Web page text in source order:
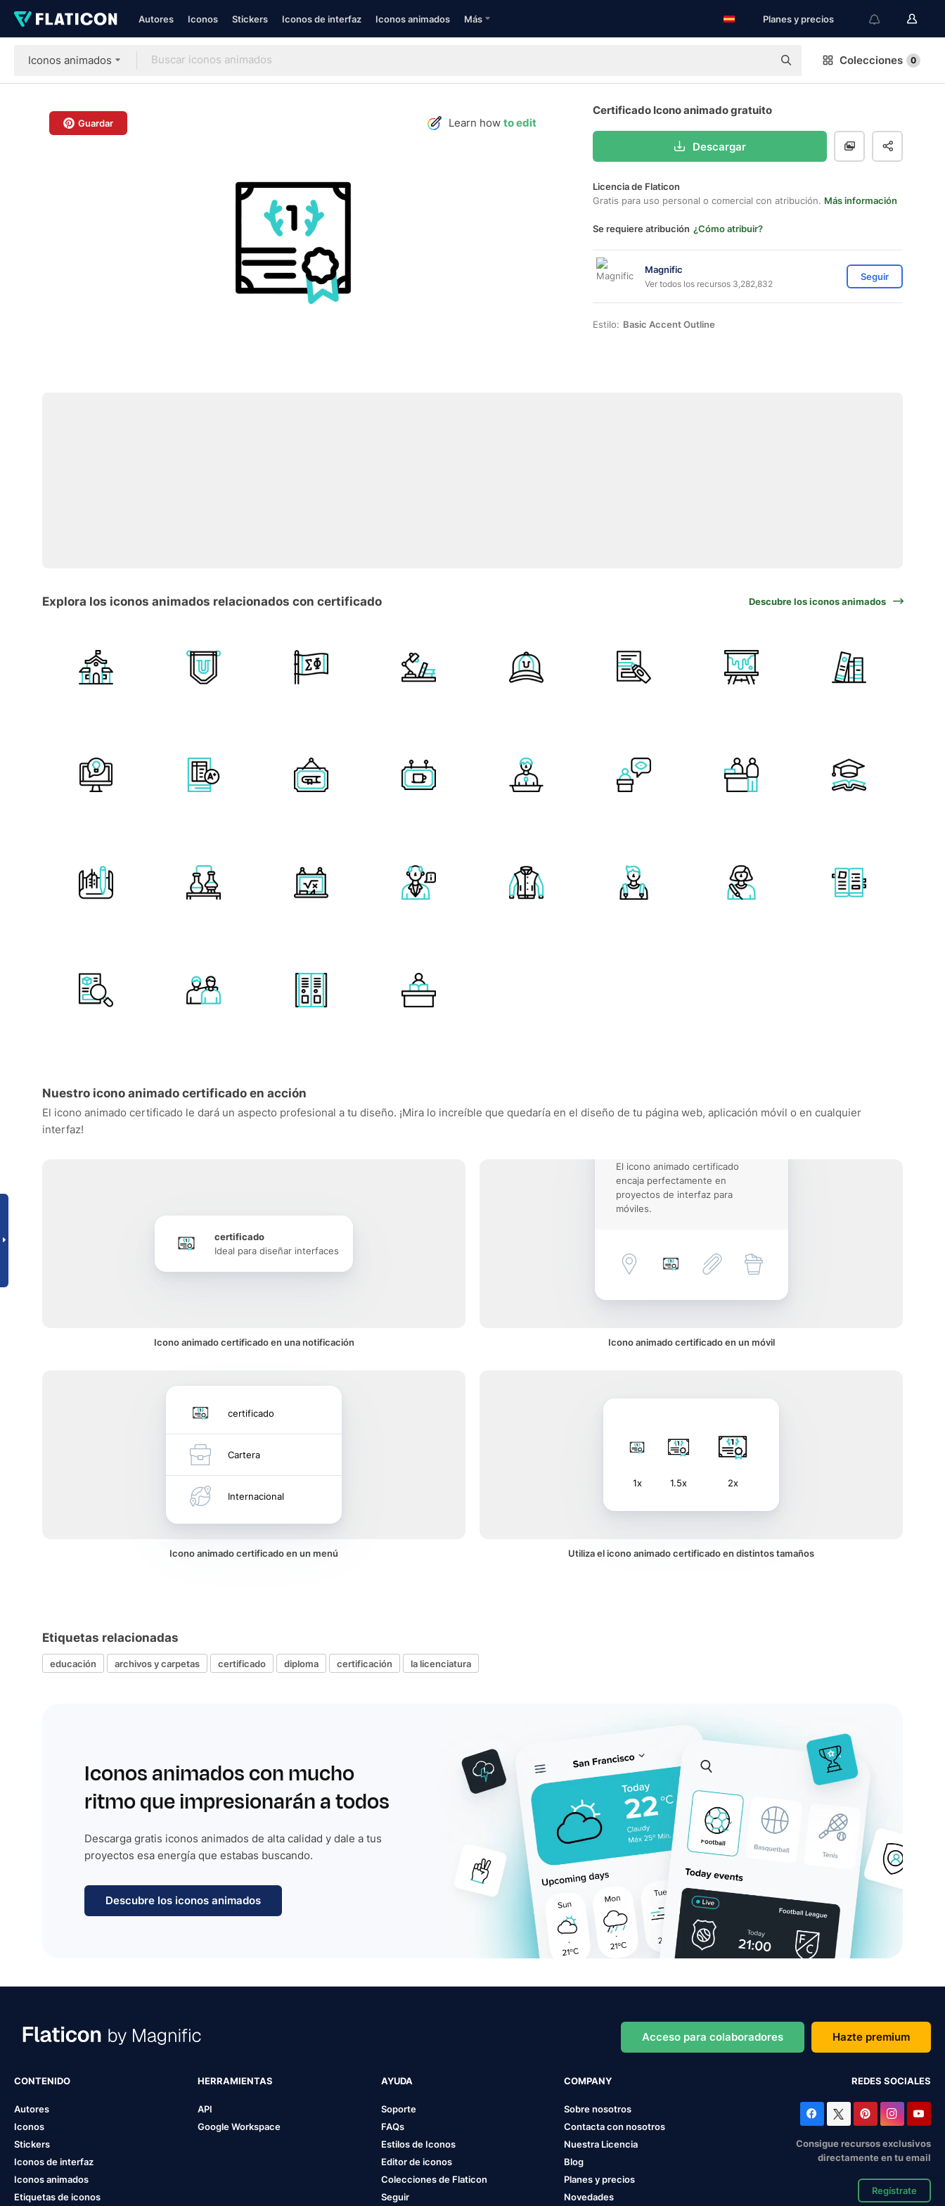
Autores Iconos Stickers Iconos de interfaz Iconos animados Más Planes y precios
Iconos animados Colecciones 0
Guardar Learn how to edit
Certificado Icono animado gratuito
Descargar
Licencia de Flaticon
Gratis para uso personal o comercial con atribución. Más información
Se requiere atribución ¿Cómo atribuir?
Magnific
Ver todos los recursos 3,282,832
Seguir
Estilo: Basic Accent Outline
Explora los iconos animados relacionados con certificado Descubre los iconos animados
Nuestro icono animado certificado en acción
El icono animado certificado le dará un aspecto profesional a tu diseño. ¡Mira lo increíble que quedaría en el diseño de tu página web, aplicación móvil o en cualquier
interfaz!
certificado
Ideal para diseñar interfaces
Icono animado certificado en una notificación
El icono animado certificado
encaja perfectamente en
proyectos de interfaz para
móviles.
Icono animado certificado en un móvil
certificado
Cartera
Internacional
Icono animado certificado en un menú
1x 1.5x 2x
Utiliza el icono animado certificado en distintos tamaños
Etiquetas relacionadas
educación archivos y carpetas certificado diploma certificación la licenciatura
Iconos animados con mucho
ritmo que impresionarán a todos
Descarga gratis iconos animados de alta calidad y dale a tus
proyectos esa energía que estabas buscando.
Descubre los iconos animados
Acceso para colaboradores Hazte premium
CONTENIDO
Autores
Iconos
Stickers
Iconos de interfaz
Iconos animados
Etiquetas de iconos
HERRAMIENTAS
API
Google Workspace
AYUDA
Soporte
FAQs
Estilos de Iconos
Editor de iconos
Colecciones de Flaticon
Seguir
COMPANY
Sobre nosotros
Contacta con nosotros
Nuestra Licencia
Blog
Planes y precios
Novedades
REDES SOCIALES
Consigue recursos exclusivos
directamente en tu email
Regístrate